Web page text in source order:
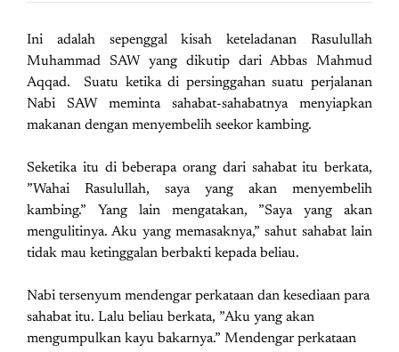
Ini adalah sepenggal kisah keteladanan Rasulullah
Muhammad SAW yang dikutip dari Abbas Mahmud
Aqqad. Suatu ketika di persinggahan suatu perjalanan
Nabi SAW meminta sahabat-sahabatnya menyiapkan
makanan dengan menyembelih seekor kambing.
Seketika itu di beberapa orang dari sahabat itu berkata,
”Wahai Rasulullah, saya yang akan menyembelih
kambing.” Yang lain mengatakan, ”Saya yang akan
mengulitinya. Aku yang memasaknya,” sahut sahabat lain
tidak mau ketinggalan berbakti kepada beliau.
Nabi tersenyum mendengar perkataan dan kesediaan para
sahabat itu. Lalu beliau berkata, ”Aku yang akan
mengumpulkan kayu bakarnya.” Mendengar perkataan